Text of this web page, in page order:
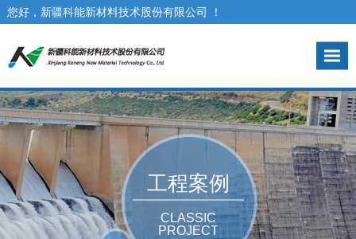
您好，新疆科能新材料技术股份有限公司 ！
工程案例
CLASSIC
PROJECT